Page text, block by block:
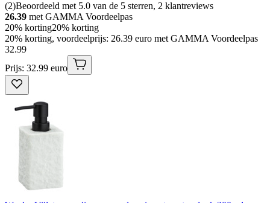
(2)Beoordeeld met 5.0 van de 5 sterren, 2 klantreviews
26.39 met GAMMA Voordeelpas
20% korting20% korting
20% korting, voordeelprijs: 26.39 euro met GAMMA Voordeelpas
32.99
Prijs: 32.99 euro